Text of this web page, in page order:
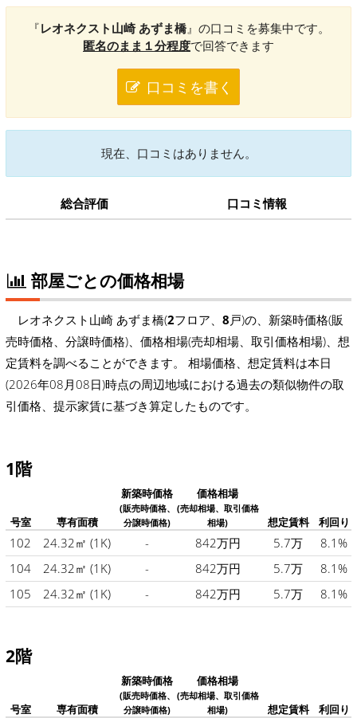
『レオネクスト山崎 あずま橋』の口コミを募集中です。
匿名のまま１分程度で回答できます
口コミを書く
現在、口コミはありません。
総合評価 口コミ情報
部屋ごとの価格相場
レオネクスト山崎 あずま橋(2フロア、 8戸)の、新築時価格(販
売時価格、分譲時価格)、価格相場(売却相場、取引価格相場)、想
定賃料を調べることができます。 相場価格、想定賃料は本日
(2026年08月08日)時点の周辺地域における過去の類似物件の取
引価格、提示家賃に基づき算定したものです。
1階
号室 専有面積
新築時価格
(販売時価格、
分譲時価格)
価格相場
(売却相場、取引価格
相場)
想定賃料 利回り
102 24.32㎡ (1K) - 842万円 5.7万
8.1%
104
24.32㎡ (1K) - 842万円 5.7万
8.1%
105
24.32㎡ (1K) - 842万円 5.7万 8.1%
2階
号室 専有面積
新築時価格
(販売時価格、
分譲時価格)
価格相場
(売却相場、取引価格
相場)
想定賃料 利回り